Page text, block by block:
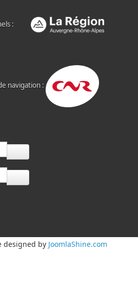
:
navigation :
designed by JoomlaShine.com